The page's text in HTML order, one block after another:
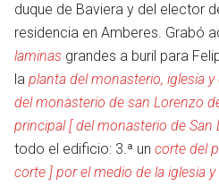
duque de Baviera y del elector
residencia en Amberes. Grabó
laminas grandes a buril para
la planta del monasterio, iglesia
del monasterio de san Lorenzo
principal [ del monasterio de San
todo el edificio: 3.ª un corte del
corte ] por el medio de la iglesia